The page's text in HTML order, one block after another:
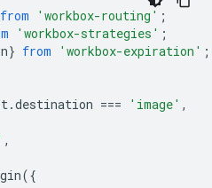
from 'workbox-routing' ;
'workbox-strategies' ;
} from 'workbox-expiration' ;
.destination === 'image' ,
,
({